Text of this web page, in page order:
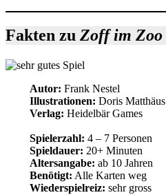
Fakten zu Zoff im Zoo
Autor: Frank Nestel
Illustrationen: Doris Matthäus
Verlag: Heidelbär Games
Spielerzahl: 4 – 7 Personen
Spieldauer: 20+ Minuten
Altersangabe: ab 10 Jahren
Benötigt: Alle Karten weg
Wiederspielreiz: sehr gross